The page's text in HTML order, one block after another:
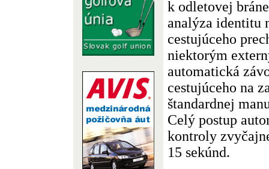
k odletovej
analýza identitu
cestujúceho
niektorým
automatická
cestujúceho na
štandardnej
Celý postup
kontroly
15 sekúnd.